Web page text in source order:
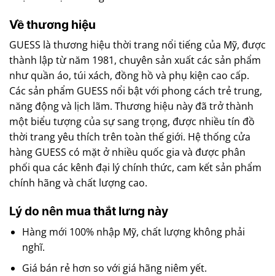
Về thương hiệu
GUESS là thương hiệu thời trang nổi tiếng của Mỹ, được
thành lập từ năm 1981, chuyên sản xuất các sản phẩm
như quần áo, túi xách, đồng hồ và phụ kiện cao cấp.
Các sản phẩm GUESS nổi bật với phong cách trẻ trung,
năng động và lịch lãm. Thương hiệu này đã trở thành
một biểu tượng của sự sang trọng, được nhiều tín đồ
thời trang yêu thích trên toàn thế giới. Hệ thống cửa
hàng GUESS có mặt ở nhiều quốc gia và được phân
phối qua các kênh đại lý chính thức, cam kết sản phẩm
chính hãng và chất lượng cao.
Lý do nên mua thắt lưng này
Hàng mới 100% nhập Mỹ, chất lượng không phải
nghĩ.
Giá bán rẻ hơn so với giá hãng niêm yết.